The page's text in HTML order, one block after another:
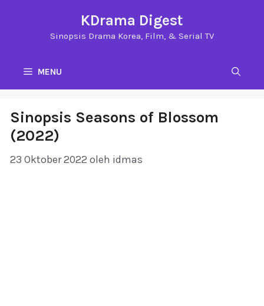
KDrama Digest
Sinopsis Drama Korea, Film, & Serial TV
MENU
Sinopsis Seasons of Blossom
(2022)
23 Oktober 2022 oleh idmas